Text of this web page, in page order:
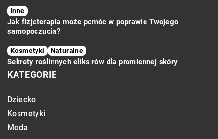
Inne
Jak fizjoterapia może pomóc w poprawie Twojego
samopoczucia?
Kosmetyki Naturalne
Sekrety roślinnych eliksirów dla promiennej skóry
KATEGORIE
Dziecko
Kosmetyki
Moda